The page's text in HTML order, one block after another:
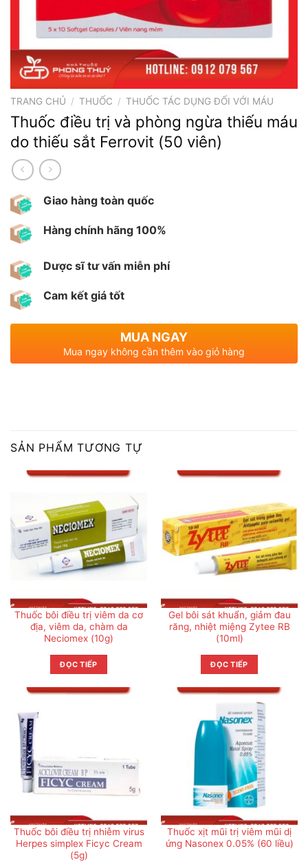
TRANG CHỦ / THUỐC / THUỐC TÁC DỤNG ĐỐI VỚI MÁU
Thuốc điều trị và phòng ngừa thiếu máu
do thiếu sắt Ferrovit (50 viên)
Giao hàng toàn quốc
Hàng chính hãng 100%
Dược sĩ tư vấn miễn phí
Cam kết giá tốt
MUA NGAY
Mua ngay không cần thêm vào giỏ hàng
SẢN PHẨM TƯƠNG TỰ
Thuốc bôi điều trị viêm da cơ
địa, viêm da, chàm da
Neciomex (10g)
ĐỌC TIẾP
Gel bôi sát khuẩn, giảm đau
răng, nhiệt miệng Zytee RB
(10ml)
ĐỌC TIẾP
Thuốc bôi điều trị nhiễm virus
Herpes simplex Ficyc Cream
(5g)
Thuốc xịt mũi trị viêm mũi dị
ứng Nasonex 0.05% (60 liều)